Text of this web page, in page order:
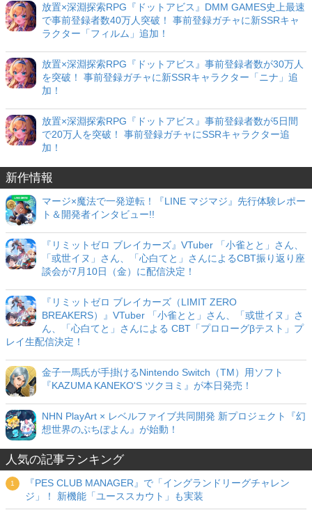
放置×深淵探索RPG『ドットアビス』DMM GAMES史上最速
で事前登録者数40万人突破！ 事前登録ガチャに新SSRキャ
ラクター「フィルム」追加！
放置×深淵探索RPG『ドットアビス』事前登録者数が30万人
を突破！ 事前登録ガチャに新SSRキャラクター「ニナ」追
加！
放置×深淵探索RPG『ドットアビス』事前登録者数が5日間
で20万人を突破！ 事前登録ガチャにSSRキャラクター追
加！
新作情報
マージ×魔法で一発逆転！『LINE マジマジ』先行体験レポー
ト＆開発者インタビュー!!
『リミットゼロ ブレイカーズ』VTuber 「小雀とと」さん、
「或世イヌ」さん、「心白てと」さんによるCBT振り返り座
談会が7月10日（金）に配信決定！
『リミットゼロ ブレイカーズ（LIMIT ZERO
BREAKERS）』VTuber 「小雀とと」さん、「或世イヌ」さ
ん、「心白てと」さんによる CBT「プロローグβテスト」プ
レイ生配信決定！
金子一馬氏が手掛けるNintendo Switch（TM）用ソフト
『KAZUMA KANEKO'S ツクヨミ』が本日発売！
NHN PlayArt × レベルファイブ共同開発 新プロジェクト『幻
想世界のぷちぽよん』が始動！
人気の記事ランキング
『PES CLUB MANAGER』で「イングランドリーグチャレン
ジ」！ 新機能「ユーススカウト」も実装